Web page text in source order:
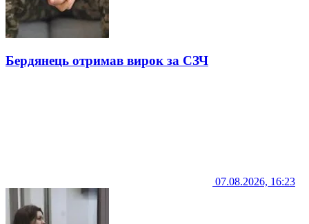
Бердянець отримав вирок за СЗЧ
07.08.2026, 16:23